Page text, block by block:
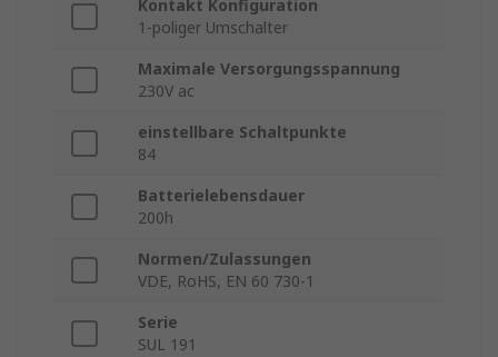
Kontakt Konfiguration
1-poliger Umschalter
Maximale Versorgungsspannung
230V ac
einstellbare Schaltpunkte
84
Batterielebensdauer
200h
Normen/Zulassungen
VDE, RoHS, EN 60 730-1
Serie
SUL 191